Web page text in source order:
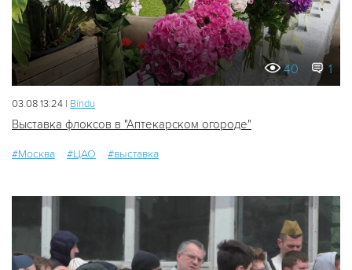
40 1
03.08 13:24 | Bindu
Выставка флоксов в "Аптекарском огороде"
#Москва #ЦАО #выставка